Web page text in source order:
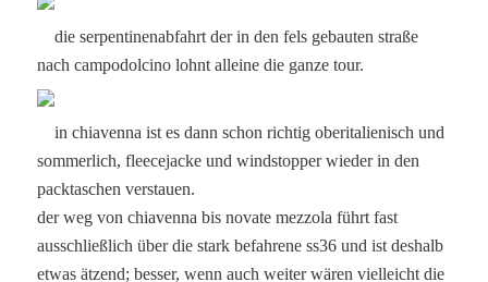
die serpentinenabfahrt der in den fels gebauten straße
nach campodolcino lohnt alleine die ganze tour.
in chiavenna ist es dann schon richtig oberitalienisch und
sommerlich, fleecejacke und windstopper wieder in den
packtaschen verstauen.
der weg von chiavenna bis novate mezzola führt fast
ausschließlich über die stark befahrene ss36 und ist deshalb
etwas ätzend; besser, wenn auch weiter wären vielleicht die